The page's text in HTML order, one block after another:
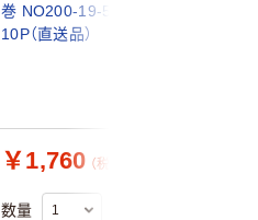
巻 NO200-19-5-
10P（直送品）
￥1,760 （税込）
数量